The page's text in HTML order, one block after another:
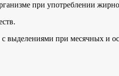
при употреблении
при месячных и